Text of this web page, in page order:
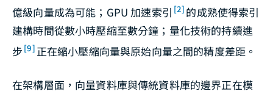
億級向量成為可能；GPU 加速索引 [2] 的成熟使得索引
建構時間從數小時壓縮至數分鐘；量化技術的持續進
步 [9] 正在縮小壓縮向量與原始向量之間的精度差距。
在架構層面，向量資料庫與傳統資料庫的邊界正在模